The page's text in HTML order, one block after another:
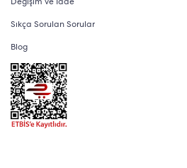
Sıkça Sorulan Sorular
Blog